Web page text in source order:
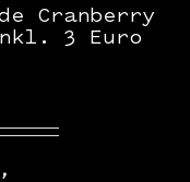
Cranberry
3 Euro